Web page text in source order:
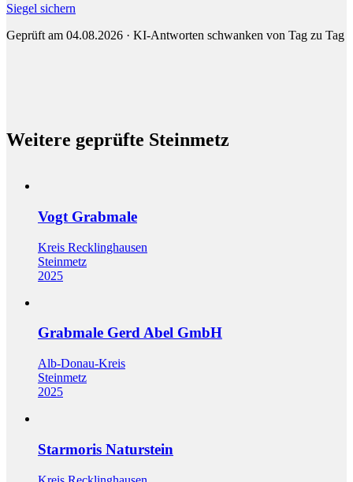
Siegel sichern
Geprüft am 04.08.2026 · KI-Antworten schwanken von Tag zu Tag
Weitere geprüfte Steinmetz
Vogt Grabmale
Kreis Recklinghausen
Steinmetz
2025
Grabmale Gerd Abel GmbH
Alb-Donau-Kreis
Steinmetz
2025
Starmoris Naturstein